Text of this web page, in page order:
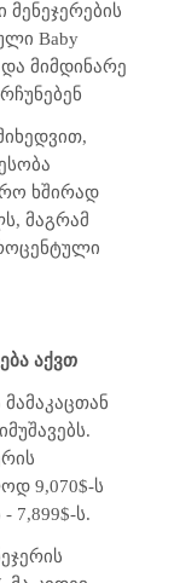
Baby
მიმდინარე
ხშირად
მაგრამ
აქვთ
9,070$-ს
7,899$-ს.